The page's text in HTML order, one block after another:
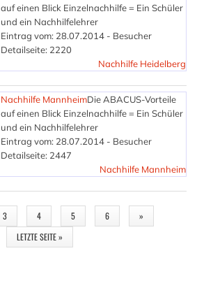
auf einen Blick Einzelnachhilfe = Ein Schüler
und ein Nachhilfelehrer
Eintrag vom: 28.07.2014 - Besucher
Detailseite: 2220
Nachhilfe Heidelberg
Nachhilfe MannheimDie ABACUS-Vorteile
auf einen Blick Einzelnachhilfe = Ein Schüler
und ein Nachhilfelehrer
Eintrag vom: 28.07.2014 - Besucher
Detailseite: 2447
Nachhilfe Mannheim
3 4 5 6
»
LETZTE SEITE »